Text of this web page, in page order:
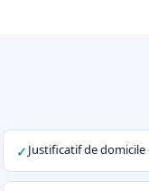
✓Justificatif de